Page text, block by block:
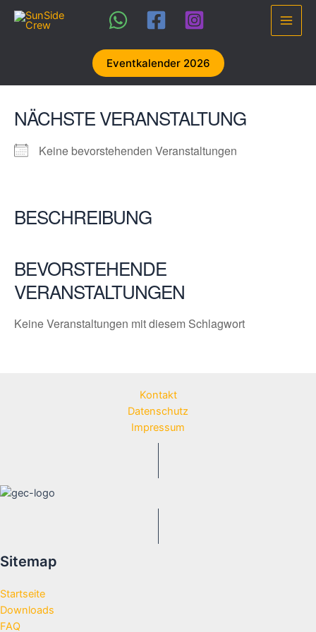
Inhalt
Main
Eventkalender 2026
NÄCHSTE VERANSTALTUNG
Keine bevorstehenden Veranstaltungen
BESCHREIBUNG
BEVORSTEHENDE
VERANSTALTUNGEN
Keine Veranstaltungen mit diesem Schlagwort
Kontakt
Datenschutz
Impressum
Sitemap
Startseite
Downloads
FAQ